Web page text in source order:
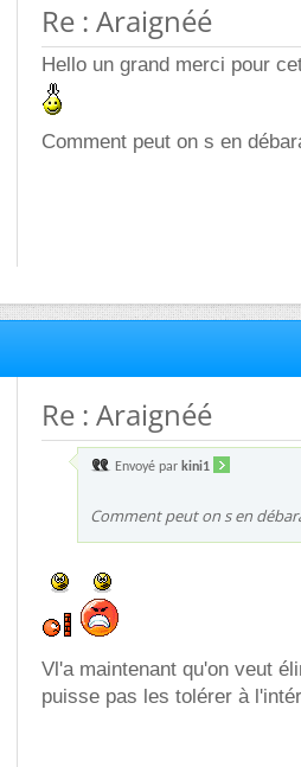
Re : Araignéé
Hello un grand merci pour
Comment peut on s en
Re : Araignéé
Envoyé par kini1
Comment peut on s en
Vl'a maintenant qu'on veut
puisse pas les tolérer à